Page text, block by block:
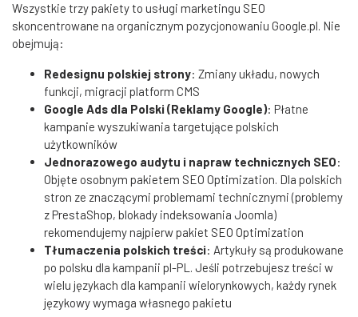
Wszystkie trzy pakiety to usługi marketingu SEO
skoncentrowane na organicznym pozycjonowaniu Google.pl. Nie
obejmują:
Redesignu polskiej strony: Zmiany układu, nowych
funkcji, migracji platform CMS
Google Ads dla Polski (Reklamy Google): Płatne
kampanie wyszukiwania targetujące polskich
użytkowników
Jednorazowego audytu i napraw technicznych SEO:
Objęte osobnym pakietem SEO Optimization. Dla polskich
stron ze znaczącymi problemami technicznymi (problemy
z PrestaShop, blokady indeksowania Joomla)
rekomendujemy najpierw pakiet SEO Optimization
Tłumaczenia polskich treści: Artykuły są produkowane
po polsku dla kampanii pl-PL. Jeśli potrzebujesz treści w
wielu językach dla kampanii wielorynkowych, każdy rynek
językowy wymaga własnego pakietu